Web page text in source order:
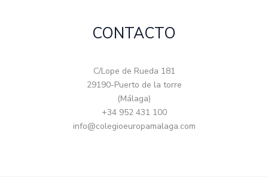
CONTACTO
C/Lope de Rueda 181
29190-Puerto de la torre
(Málaga)
+34 952 431 100
info@colegioeuropamalaga.com